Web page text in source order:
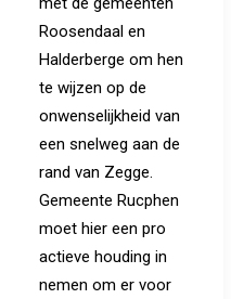
Roosendaal en
Halderberge om hen
te wijzen op de
onwenselijkheid van
een snelweg aan de
rand van Zegge.
Gemeente Rucphen
moet hier een pro
actieve houding in
nemen om er voor